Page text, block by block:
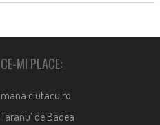
CE-MI PLACE:
mana.ciutacu.ro
Taranu’ de Badea